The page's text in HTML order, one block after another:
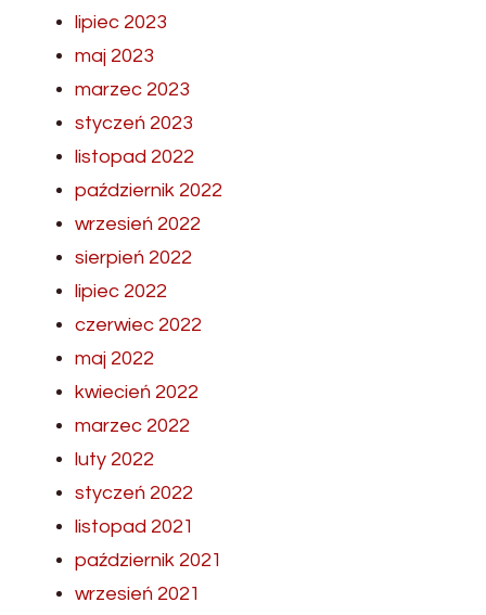
lipiec 2023
maj 2023
marzec 2023
styczeń 2023
listopad 2022
październik 2022
wrzesień 2022
sierpień 2022
lipiec 2022
czerwiec 2022
maj 2022
kwiecień 2022
marzec 2022
luty 2022
styczeń 2022
listopad 2021
październik 2021
wrzesień 2021